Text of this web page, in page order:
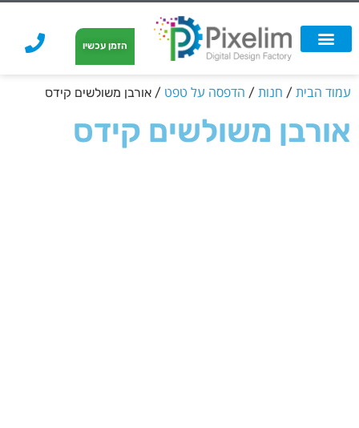
הזמן עכשיו
עמוד הבית / חנות / הדפסה על טפט / אורבן משולשים קידס
אורבן משולשים קידס